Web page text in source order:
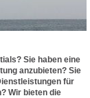
Sie haben eine
anzubieten? Sie
für
Wir bieten die